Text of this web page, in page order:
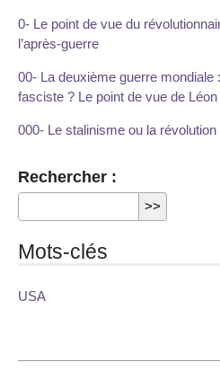
0- Le point de vue du
l’après-guerre
00- La deuxième guerre mondiale
fasciste ? Le point de vue de
000- Le stalinisme ou la révolution
Rechercher :
Mots-clés
USA